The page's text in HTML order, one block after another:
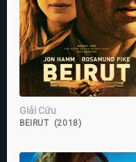
Giải Cứu
BEIRUT (2018)